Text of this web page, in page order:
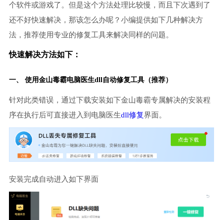
个软件或游戏了。但是这个方法处理比较慢，而且下次遇到了
还不好快速解决，那该怎么办呢？小编提供如下几种解决方
法，推荐使用专业的修复工具来解决同样的问题。
快速解决方法如下：
一、 使用金山毒霸电脑医生dll自动修复工具（推荐）
针对此类错误，通过下载安装如下金山毒霸专属解决的安装程
序在执行后可直接进入到电脑医生dll修复界面。
安装完成自动进入如下界面